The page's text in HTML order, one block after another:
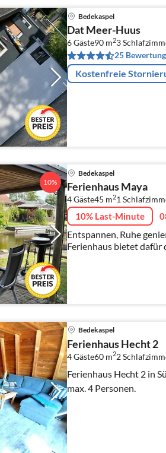
Bedekaspel
Dat Meer-Huus
6 Gäste90 m23
25
Kostenfreie
10%
Bedekaspel
Ferienhaus Maya
4 Gäste45 m21
10% Last-Minute
Entspannen, Ruhe
Ferienhaus bietet dafür
Bedekaspel
Ferienhaus Hecht 2
4 Gäste60 m22
Ferienhaus Hecht 2 in
max. 4 Personen.